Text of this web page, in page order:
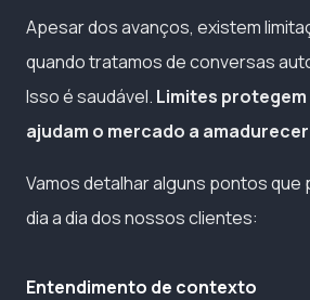
Apesar dos avanços, existem
quando tratamos de conversas
Isso é saudável. Limites
ajudam o mercado a amadurecer
Vamos detalhar alguns pontos que
dia a dia dos nossos clientes:
Entendimento de contexto